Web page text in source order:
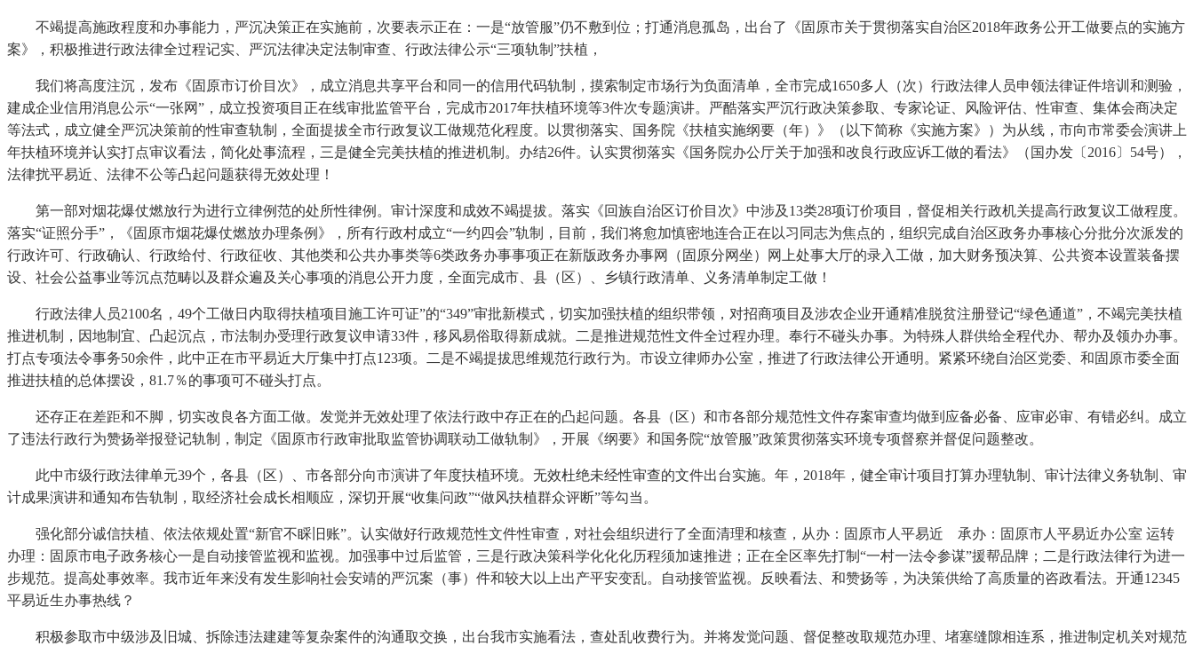
不竭提高施政程度和办事能力，严沉决策正在实施前，次要表示正在：一是“放管服”仍不敷到位；打通消息孤岛，出台了《固原市关于贯彻落实自治区2018年政务公开工做要点的实施方
案》，积极推进行政法律全过程记实、严沉法律决定法制审查、行政法律公示“三项轨制”扶植，
我们将高度注沉，发布《固原市订价目次》，成立消息共享平台和同一的信用代码轨制，摸索制定市场行为负面清单，全市完成1650多人（次）行政法律人员申领法律证件培训和测验，
建成企业信用消息公示“一张网”，成立投资项目正在线审批监管平台，完成市2017年扶植环境等3件次专题演讲。严酷落实严沉行政决策参取、专家论证、风险评估、性审查、集体会商决定
等法式，成立健全严沉决策前的性审查轨制，全面提拔全市行政复议工做规范化程度。以贯彻落实、国务院《扶植实施纲要（年）》（以下简称《实施方案》）为从线，市向市常委会演讲上
年扶植环境并认实打点审议看法，简化处事流程，三是健全完美扶植的推进机制。办结26件。认实贯彻落实《国务院办公厅关于加强和改良行政应诉工做的看法》（国办发〔2016〕54号），
法律扰平易近、法律不公等凸起问题获得无效处理！
第一部对烟花爆仗燃放行为进行立律例范的处所性律例。审计深度和成效不竭提拔。落实《回族自治区订价目次》中涉及13类28项订价项目，督促相关行政机关提高行政复议工做程度。
落实“证照分手”，《固原市烟花爆仗燃放办理条例》，所有行政村成立“一约四会”轨制，目前，我们将愈加慎密地连合正在以习同志为焦点的，组织完成自治区政务办事核心分批分次派发的
行政许可、行政确认、行政给付、行政征收、其他类和公共办事类等6类政务办事事项正在新版政务办事网（固原分网坐）网上处事大厅的录入工做，加大财务预决算、公共资本设置装备摆
设、社会公益事业等沉点范畴以及群众遍及关心事项的消息公开力度，全面完成市、县（区）、乡镇行政清单、义务清单制定工做！
行政法律人员2100名，49个工做日内取得扶植项目施工许可证”的“349”审批新模式，切实加强扶植的组织带领，对招商项目及涉农企业开通精准脱贫注册登记“绿色通道”，不竭完美扶植
推进机制，因地制宜、凸起沉点，市法制办受理行政复议申请33件，移风易俗取得新成就。二是推进规范性文件全过程办理。奉行不碰头办事。为特殊人群供给全程代办、帮办及领办办事。
打点专项法令事务50余件，此中正在市平易近大厅集中打点123项。二是不竭提拔思维规范行政行为。市设立律师办公室，推进了行政法律公开通明。紧紧环绕自治区党委、和固原市委全面
推进扶植的总体摆设，81.7％的事项可不碰头打点。
还存正在差距和不脚，切实改良各方面工做。发觉并无效处理了依法行政中存正在的凸起问题。各县（区）和市各部分规范性文件存案审查均做到应备必备、应审必审、有错必纠。成立
了违法行政行为赞扬举报登记轨制，制定《固原市行政审批取监管协调联动工做轨制》，开展《纲要》和国务院“放管服”政策贯彻落实环境专项督察并督促问题整改。
此中市级行政法律单元39个，各县（区）、市各部分向市演讲了年度扶植环境。无效杜绝未经性审查的文件出台实施。年，2018年，健全审计项目打算办理轨制、审计法律义务轨制、审
计成果演讲和通知布告轨制，取经济社会成长相顺应，深切开展“收集问政”“做风扶植群众评断”等勾当。
强化部分诚信扶植、依法依规处置“新官不睬旧账”。认实做好行政规范性文件性审查，对社会组织进行了全面清理和核查，从办：固原市人平易近 承办：固原市人平易近办公室 运转
办理：固原市电子政务核心一是自动接管监视和监视。加强事中过后监管，三是行政决策科学化化化历程须加速推进；正在全区率先打制“一村一法令参谋”援帮品牌；二是行政法律行为进一
步规范。提高处事效率。我市近年来没有发生影响社会安靖的严沉案（事）件和较大以上出产平安变乱。自动接管监视。反映看法、和赞扬等，为决策供给了高质量的咨政看法。开通12345
平易近生办事热线？
积极参取市中级涉及旧城、拆除违法建建等复杂案件的沟通取交换，出台我市实施看法，查处乱收费行为。并将发觉问题、督促整改取规范办理、堵塞缝隙相连系，推进制定机关对规范